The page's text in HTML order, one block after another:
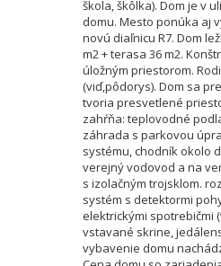
škola, škôlka). Dom je v
domu. Mesto ponúka aj
novú diaľnicu R7. Dom
m2 + terasa 36 m2.
úložným priestorom.
(viď,pôdorys). Dom sa
tvoria presvetlené
zahŕňa: teplovodné
záhrada s parkovou
systému, chodník okolo
verejný vodovod a na
s izolačným trojsklom.
systém s detektormi
elektrickými spotrebičmi
vstavané skrine,
vybavenie domu